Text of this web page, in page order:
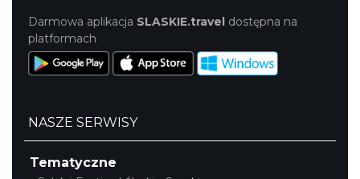
Darmowa aplikacja SLASKIE.travel dostępna na
platformach
NASZE SERWISY
Tematyczne